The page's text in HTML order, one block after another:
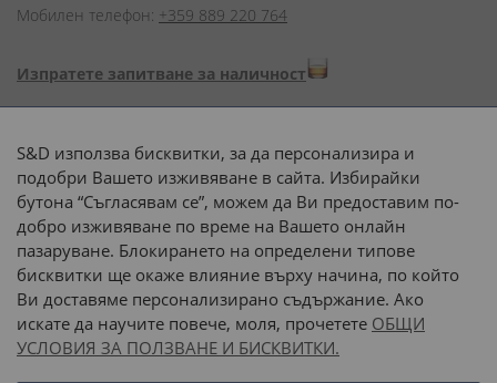
Мобилен телефон: +359 889 220 764
Изпратете запитване за наличност
Начини на плащане:
Доставка до адрес с:
или
наш транспорт
S&D използва бисквитки, за да персонализира и
подобри Вашето изживяване в сайта. Избирайки
бутона “Съгласявам се”, можем да Ви предоставим по-
добро изживяване по време на Вашето онлайн
пазаруване. Блокирането на определени типове
бисквитки ще окаже влияние върху начина, по който
Ви доставяме персонализирано съдържание. Ако
искате да научите повече, моля, прочетете ОБЩИ
УСЛОВИЯ ЗА ПОЛЗВАНЕ И БИСКВИТКИ.